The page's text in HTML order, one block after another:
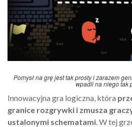
Pomysł na grę jest tak prosty i zarazem
wpadli na niego tak
Innowacyjna gra logiczna, która
granice rozgrywki i zmusza
ustalonymi schematami . W tej